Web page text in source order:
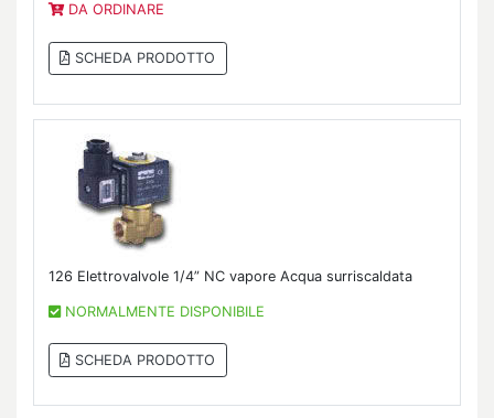
DA ORDINARE
SCHEDA PRODOTTO
126 Elettrovalvole 1/4” NC vapore Acqua surriscaldata
NORMALMENTE DISPONIBILE
SCHEDA PRODOTTO